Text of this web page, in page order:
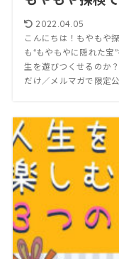
2022.04.05
こんにちは！もやもや
も“もやもやに隠れた宝
生を遊びつくせるのか
だけ／メルマガで限定